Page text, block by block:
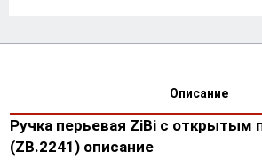
Описание
Ручка перьевая ZiBi с открытым
(ZB.2241) описание